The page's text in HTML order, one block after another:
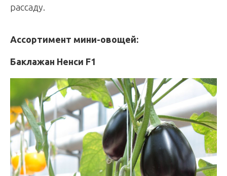
рассаду.
Ассортимент мини-овощей:
Баклажан Ненси F1